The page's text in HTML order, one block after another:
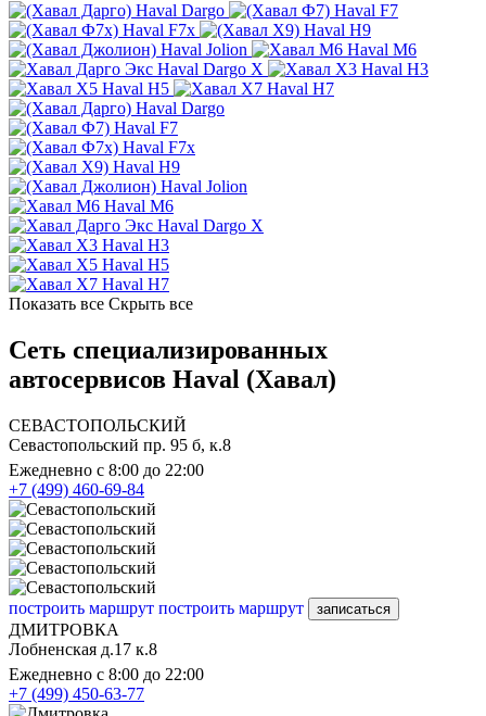
Haval Dargo
Haval F7
Haval F7x
Haval H9
Haval Jolion
Haval M6
Haval Dargo X
Haval H3
Haval H5
Haval H7
Haval Dargo
Haval F7
Haval F7x
Haval H9
Haval Jolion
Haval M6
Haval Dargo X
Haval H3
Haval H5
Haval H7
Показать все Скрыть все
Сеть специализированных
автосервисов Haval (Хавал)
СЕВАСТОПОЛЬСКИЙ
Севастопольский пр. 95 б, к.8
Ежедневно с 8:00 до 22:00
+7 (499) 460-69-84
построить маршрут построить маршрут записаться
ДМИТРОВКА
Лобненская д.17 к.8
Ежедневно с 8:00 до 22:00
+7 (499) 450-63-77